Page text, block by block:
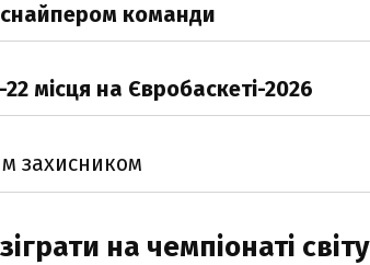
команди
місця на Євробаскеті-2026
захисником
на чемпіонаті світу